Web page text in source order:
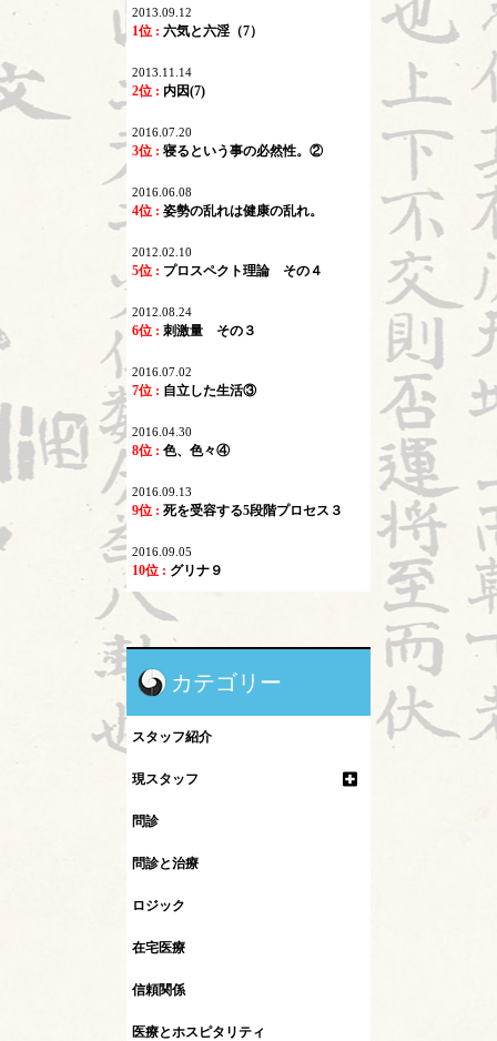
2013.09.12
1位 : 六気と六淫（7）
2013.11.14
2位 : 内因(7)
2016.07.20
3位 : 寝るという事の必然性。②
2016.06.08
4位 : 姿勢の乱れは健康の乱れ。
2012.02.10
5位 : プロスペクト理論 その４
2012.08.24
6位 : 刺激量 その３
2016.07.02
7位 : 自立した生活③
2016.04.30
8位 : 色、色々④
2016.09.13
9位 : 死を受容する5段階プロセス３
2016.09.05
10位 : グリナ９
カテゴリー
スタッフ紹介
現スタッフ
問診
問診と治療
ロジック
在宅医療
信頼関係
医療とホスピタリティ